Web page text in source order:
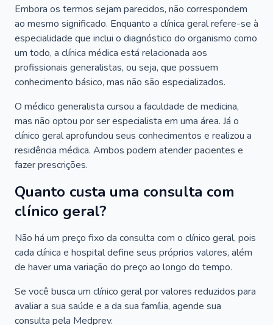
Embora os termos sejam parecidos, não correspondem
ao mesmo significado. Enquanto a clínica geral refere-se à
especialidade que inclui o diagnóstico do organismo como
um todo, a clínica médica está relacionada aos
profissionais generalistas, ou seja, que possuem
conhecimento básico, mas não são especializados.
O médico generalista cursou a faculdade de medicina,
mas não optou por ser especialista em uma área. Já o
clínico geral aprofundou seus conhecimentos e realizou a
residência médica. Ambos podem atender pacientes e
fazer prescrições.
Quanto custa uma consulta com
clínico geral?
Não há um preço fixo da consulta com o clínico geral, pois
cada clínica e hospital define seus próprios valores, além
de haver uma variação do preço ao longo do tempo.
Se você busca um clínico geral por valores reduzidos para
avaliar a sua saúde e a da sua família, agende sua
consulta pela Medprev.